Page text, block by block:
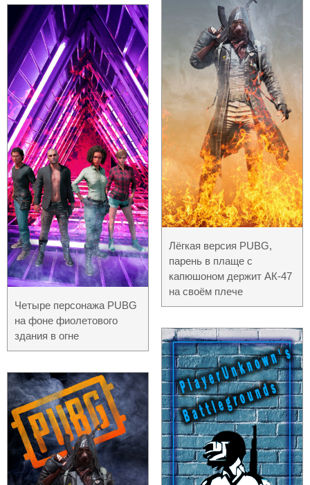
Четыре персонажа PUBG
на фоне фиолетового
здания в огне
Лёгкая версия PUBG,
парень в плаще с
капюшоном держит АК-47
на своём плече